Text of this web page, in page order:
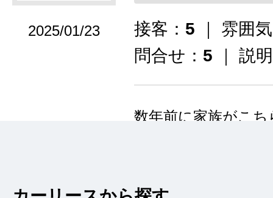
2025/01/23 接客： 5 ｜ 雰囲
問合せ： 5 ｜ 説
数年前に家族がこ
しました。今回も